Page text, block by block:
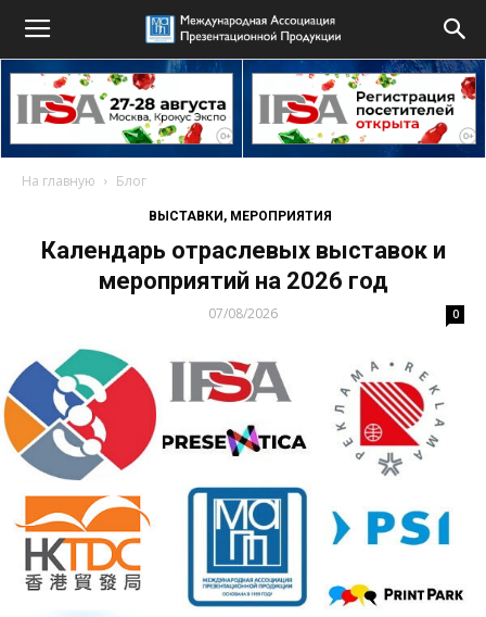
На главную Блог
ВЫСТАВКИ, МЕРОПРИЯТИЯ
Календарь отраслевых выставок и
мероприятий на 2026 год
07/08/2026 0